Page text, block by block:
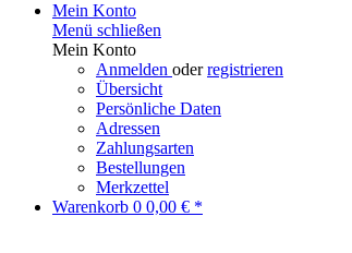
Mein Konto
Menü schließen
Mein Konto
Anmelden oderregistrieren
Übersicht
Persönliche Daten
Adressen
Zahlungsarten
Bestellungen
Merkzettel
Warenkorb 0 0,00 € *